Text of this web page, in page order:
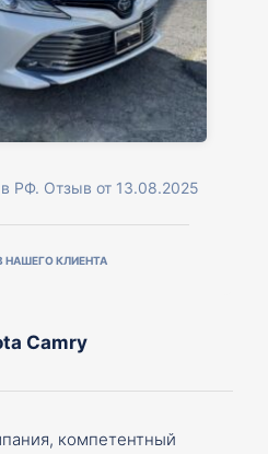
РФ. Отзыв от 13.08.2025
НАШЕГО КЛИЕНТА
Camry
компетентный